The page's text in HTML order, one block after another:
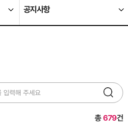
공지사항
총679건